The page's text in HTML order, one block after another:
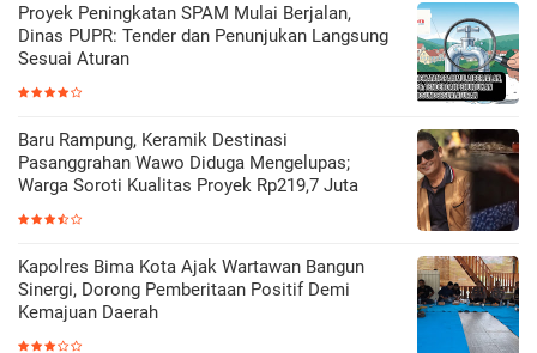
Proyek Peningkatan SPAM Mulai Berjalan,
Dinas PUPR: Tender dan Penunjukan Langsung
Sesuai Aturan
Baru Rampung, Keramik Destinasi
Pasanggrahan Wawo Diduga Mengelupas;
Warga Soroti Kualitas Proyek Rp219,7 Juta
Kapolres Bima Kota Ajak Wartawan Bangun
Sinergi, Dorong Pemberitaan Positif Demi
Kemajuan Daerah